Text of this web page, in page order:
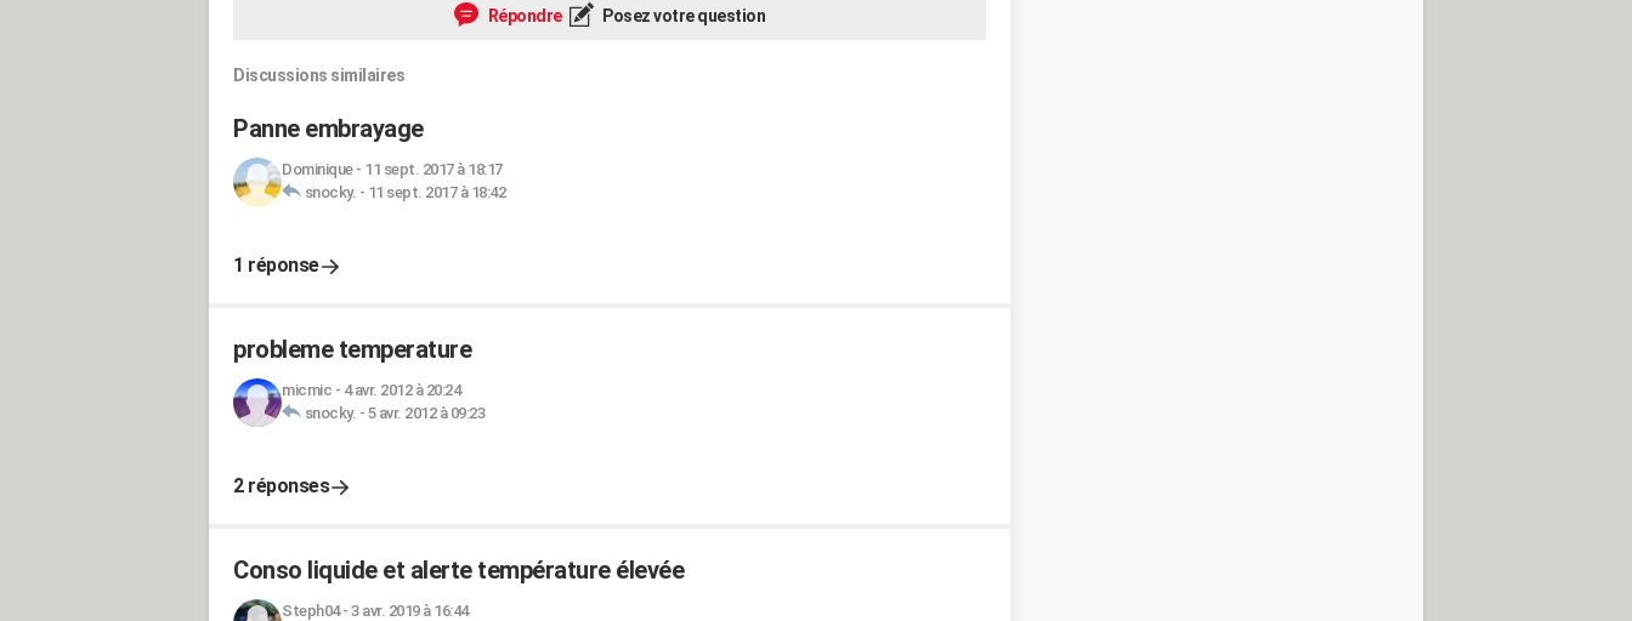
Répondre Posez votre question
Discussions similaires
Panne embrayage
Dominique- 11 sept. 2017 à 18:17
snocky. - 11 sept. 2017 à 18:42
1 réponse
probleme temperature
micmic - 4 avr. 2012 à 20:24
snocky. - 5 avr. 2012 à 09:23
2 réponses
Conso liquide et alerte température élevée
Steph04- 3 avr. 2019 à 16:44